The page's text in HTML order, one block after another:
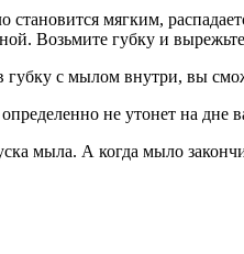
мягким,
Возьмите губку и
с мылом внутри, вы
не утонет на дне
мыла. А когда мыло